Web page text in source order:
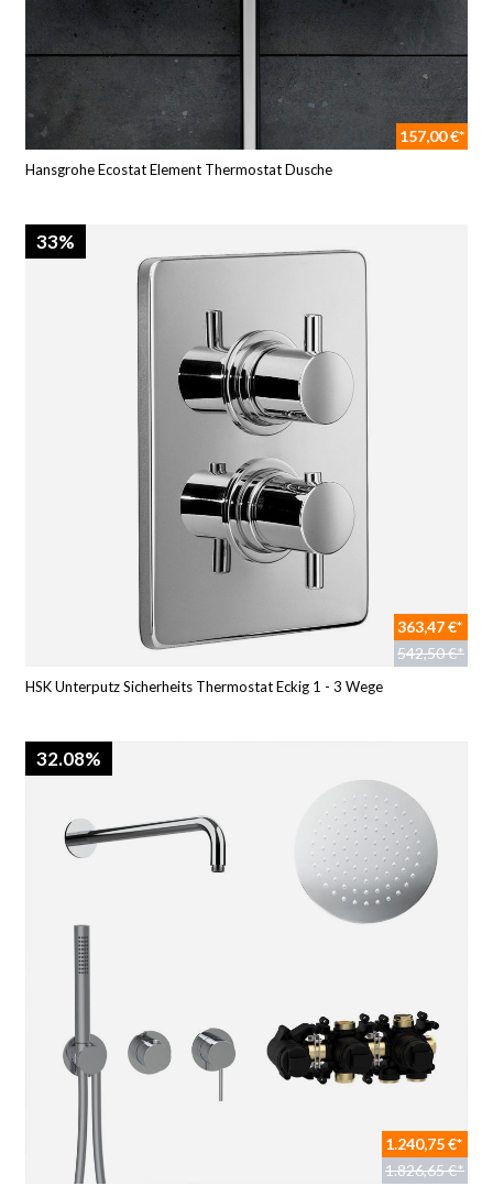
157,00 €*
Hansgrohe Ecostat Element Thermostat Dusche
33%
363,47 €*
542,50 €*
HSK Unterputz Sicherheits Thermostat Eckig 1 - 3 Wege
32.08%
1.240,75 €*
1.826,65 €*